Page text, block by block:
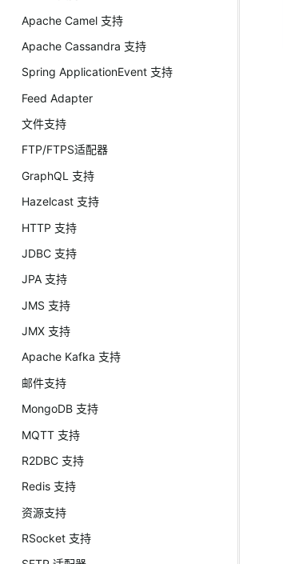
Apache Camel 支持
Apache Cassandra 支持
Spring ApplicationEvent 支持
Feed Adapter
文件支持
FTP/FTPS适配器
GraphQL 支持
Hazelcast 支持
HTTP 支持
JDBC 支持
JPA 支持
JMS 支持
JMX 支持
Apache Kafka 支持
邮件支持
MongoDB 支持
MQTT 支持
R2DBC 支持
Redis 支持
资源支持
RSocket 支持